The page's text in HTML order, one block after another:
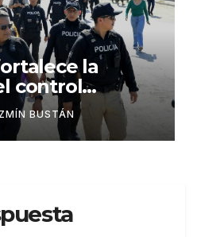
la
control
Villamil
BUSTÁN